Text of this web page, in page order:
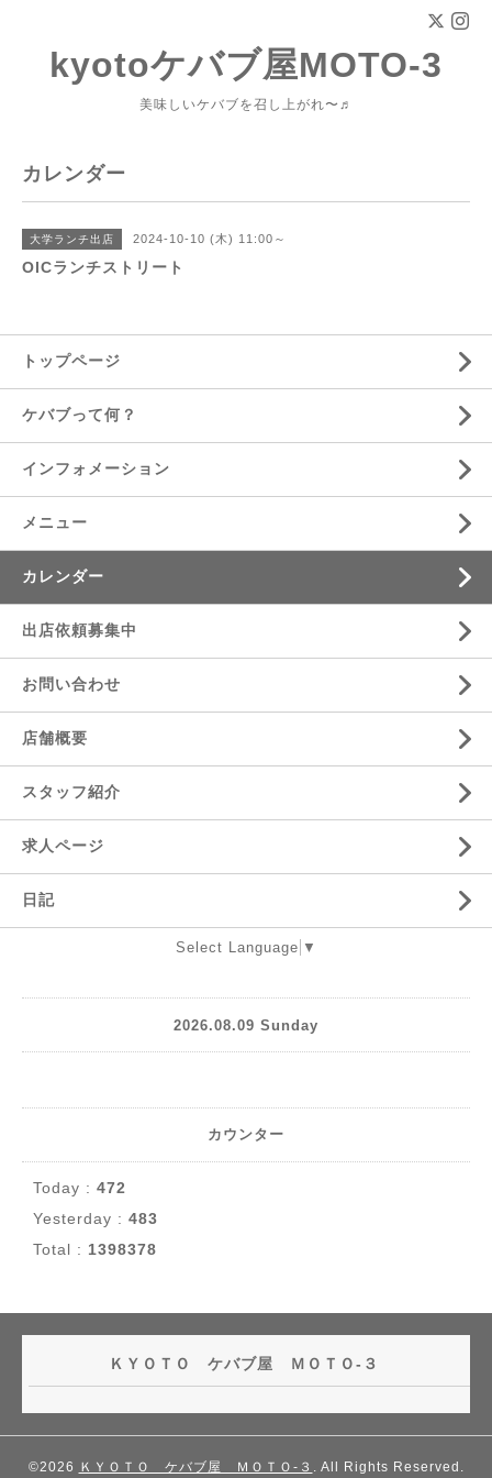
kyotoケバブ屋MOTO-3
美味しいケバブを召し上がれ〜♬
カレンダー
大学ランチ出店 2024-10-10 (木) 11:00～
OICランチストリート
トップページ
ケバブって何？
インフォメーション
メニュー
カレンダー
出店依頼募集中
お問い合わせ
店舗概要
スタッフ紹介
求人ページ
日記
Select Language ▼
2026.08.09 Sunday
カウンター
Today : 472
Yesterday : 483
Total : 1398378
ＫＹＯＴＯ ケバブ屋 ＭＯＴＯ-３
©2026 ＫＹＯＴＯ ケバブ屋 ＭＯＴＯ-３ . All Rights Reserved.